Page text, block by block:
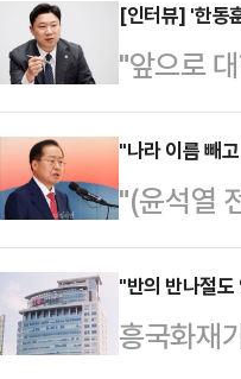
조기대선
로 이재명
깔려있다
운데, 한
점에서 민
주당 원
[인터뷰] '한동
"앞으로
길잡이가
국가대표
통령선거
다. 한 예
는 진 의
위한 조직
"나라 이름 빼
"(윤석열
했다".제
홍준표 국
중은 웃음
"반의 반나절
흥국화재